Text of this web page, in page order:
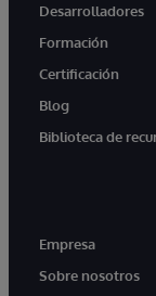
Desarrolladores
Formación
Certificación
Blog
Biblioteca de
Empresa
Sobre nosotros